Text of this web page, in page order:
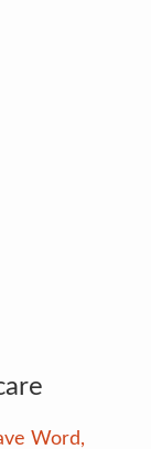
Word,